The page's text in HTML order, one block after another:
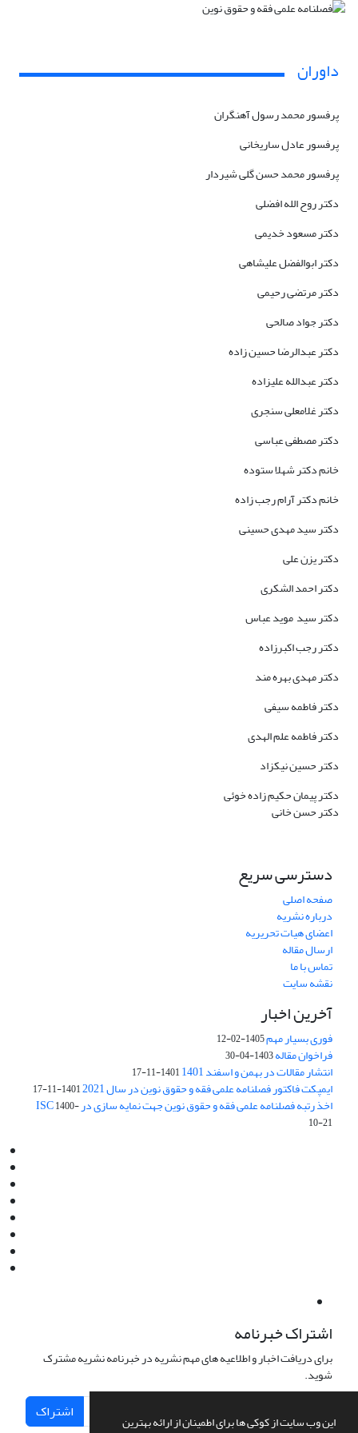
این وب سایت از کوکی ها برای اطمینان از ارائه بهترین
داوران
پرفسور محمد رسول آهنگران
پرفسور عادل ساریخانی
پرفسور محمد حسن گلی شیردار
دکتر روح الله افضلی
دکتر مسعود خدیمی
دکتر ابوالفضل علیشاهی
دکتر مرتضی رحیمی
دکتر جواد صالحی
دکتر عبدالرضا حسین زاده
دکتر عبدالله علیزاده
دکتر غلامعلی سنجری
دکتر مصطفی عباسی
خانم دکتر شهلا ستوده
خانم دکتر آرام رجب زاده
دکتر سید مهدی حسینی
دکتر یزن علی
دکتر احمد الشکری
دکتر سید موید عباس
دکتر رجب اکبرزاده
دکتر مهدی بهره مند
دکتر فاطمه سیفی
دکتر فاطمه علم الهدی
دکتر حسین نیکزاد
دکتر پیمان حکیم زاده خوئی
دکتر حسن خانی
دسترسی سریع
صفحه اصلی
درباره نشریه
اعضای هیات تحریریه
ارسال مقاله
تماس با ما
نقشه سایت
آخرین اخبار
فوری بسیار مهم1405-02-12
فراخوان مقاله1403-04-30
انتشار مقالات در بهمن و اسفند 1401 1401-11-17
ایمپکت فاکتور فصلنامه علمی فقه و حقوق نوین در سال 2021 1401-11-17
اخذ رتبه فصلنامه علمی فقه و حقوق نوین جهت نمایه سازی در ISC1400-
10-21
اشتراک خبرنامه
برای دریافت اخبار و اطلاعیه های مهم نشریه در خبرنامه نشریه مشترک
شوید.
اشتراک